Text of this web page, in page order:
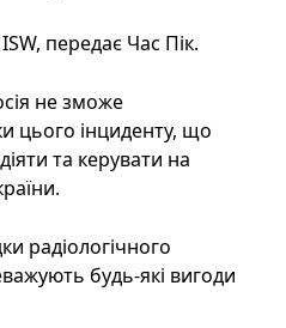
передає Час Пік.
не зможе
цього інциденту, що
та керувати на
радіологічного
будь-які вигоди